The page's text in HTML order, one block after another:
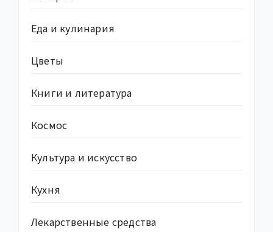
Еда и кулинария
Цветы
Книги и литература
Космос
Культура и искусство
Кухня
Лекарственные средства